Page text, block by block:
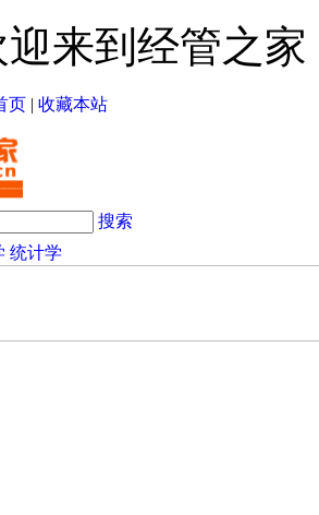
来到经管之家
页 | 收藏本站
搜索
统计学